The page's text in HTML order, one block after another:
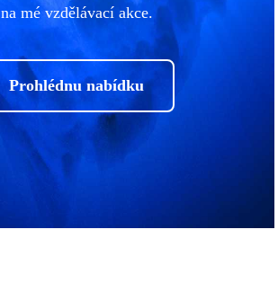
na mé vzdělávací akce.
Prohlédnu nabídku